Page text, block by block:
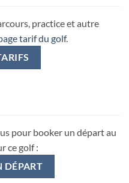
practice et autre
tarif du golf.
pour booker un départ au
ce golf :
DÉPART